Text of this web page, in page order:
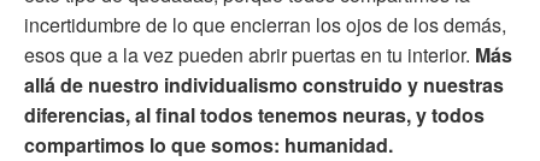
incertidumbre de lo que encierran los ojos de los demás,
esos que a la vez pueden abrir puertas en tu interior. Más
allá de nuestro individualismo construido y nuestras
diferencias, al final todos tenemos neuras, y todos
compartimos lo que somos: humanidad.